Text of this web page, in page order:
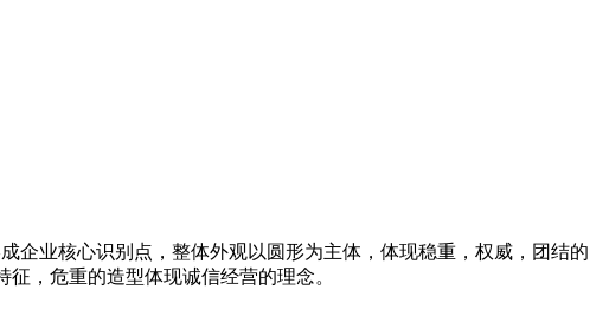
企业核心识别点，整体外观以圆形为主体，体现稳重，权威，团结的
，危重的造型体现诚信经营的理念。